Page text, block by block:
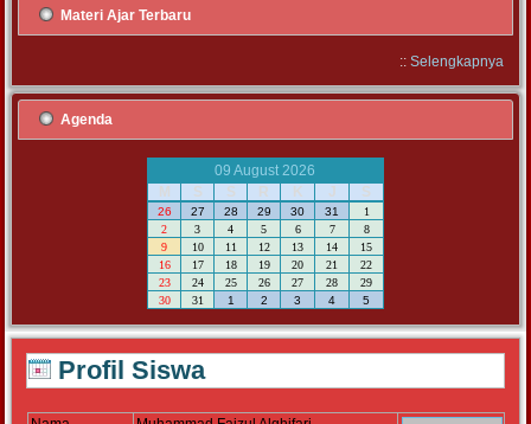
Materi Ajar Terbaru
:: Selengkapnya
Agenda
09 August 2026
M
S S R K J S
26 27 28 29 30 31
1
2
3 4 5 6 7
8
9
10 11 12 13 14
15
16
17 18 19 20 21
22
23
24 25 26 27 28
29
30
31 1 2 3 4 5
Profil Siswa